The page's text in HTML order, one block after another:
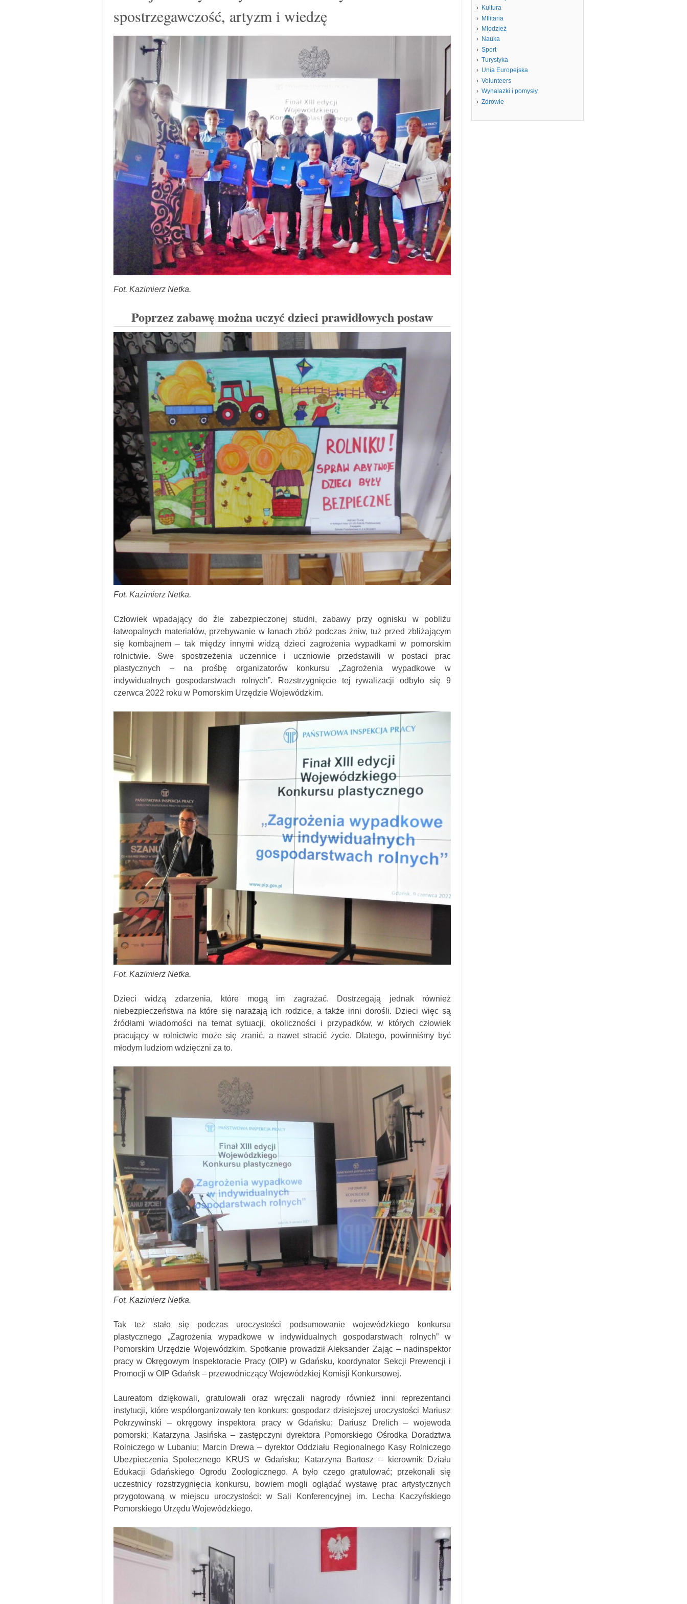
spostrzegawczość, artyzm i wiedzę
Fot. Kazimierz Netka.
Poprzez zabawę można uczyć dzieci prawidłowych postaw
Fot. Kazimierz Netka.
Człowiek wpadający do źle zabezpieczonej studni, zabawy przy ognisku w pobliżu
łatwopalnych materiałów, przebywanie w łanach zbóż podczas żniw, tuż przed zbliżającym
się kombajnem – tak między innymi widzą dzieci zagrożenia wypadkami w pomorskim
rolnictwie. Swe spostrzeżenia uczennice i uczniowie przedstawili w postaci prac
plastycznych – na prośbę organizatorów konkursu „Zagrożenia wypadkowe w
indywidualnych gospodarstwach rolnych”. Rozstrzygnięcie tej rywalizacji odbyło się 9
czerwca 2022 roku w Pomorskim Urzędzie Wojewódzkim.
Fot. Kazimierz Netka.
Dzieci widzą zdarzenia, które mogą im zagrażać. Dostrzegają jednak również
niebezpieczeństwa na które się narażają ich rodzice, a także inni dorośli. Dzieci więc są
źródłami wiadomości na temat sytuacji, okoliczności i przypadków, w których człowiek
pracujący w rolnictwie może się zranić, a nawet stracić życie. Dlatego, powinniśmy być
młodym ludziom wdzięczni za to.
Fot. Kazimierz Netka.
Tak też stało się podczas uroczystości podsumowanie wojewódzkiego konkursu
plastycznego „Zagrożenia wypadkowe w indywidualnych gospodarstwach rolnych” w
Pomorskim Urzędzie Wojewódzkim. Spotkanie prowadził Aleksander Zając – nadinspektor
pracy w Okręgowym Inspektoracie Pracy (OIP) w Gdańsku, koordynator Sekcji Prewencji i
Promocji w OIP Gdańsk – przewodniczący Wojewódzkiej Komisji Konkursowej.
Laureatom dziękowali, gratulowali oraz wręczali nagrody również inni reprezentanci
instytucji, które współorganizowały ten konkurs: gospodarz dzisiejszej uroczystości Mariusz
Pokrzywinski – okręgowy inspektora pracy w Gdańsku; Dariusz Drelich – wojewoda
pomorski; Katarzyna Jasińska – zastępczyni dyrektora Pomorskiego Ośrodka Doradztwa
Rolniczego w Lubaniu; Marcin Drewa – dyrektor Oddziału Regionalnego Kasy Rolniczego
Ubezpieczenia Społecznego KRUS w Gdańsku; Katarzyna Bartosz – kierownik Działu
Edukacji Gdańskiego Ogrodu Zoologicznego. A było czego gratulować; przekonali się
uczestnicy rozstrzygnięcia konkursu, bowiem mogli oglądać wystawę prac artystycznych
przygotowaną w miejscu uroczystości: w Sali Konferencyjnej im. Lecha Kaczyńskiego
Pomorskiego Urzędu Wojewódzkiego.
Kultura
MIlitaria
Młodzież
Nauka
Sport
Turystyka
Unia Europejska
Volunteers
Wynalazki i pomysły
Zdrowie